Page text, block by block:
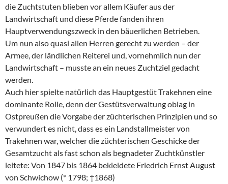
die Zuchtstuten blieben vor allem Käufer aus der
Landwirtschaft und diese Pferde fanden ihren
Hauptverwendungszweck in den bäuerlichen Betrieben.
Um nun also quasi allen Herren gerecht zu werden – der
Armee, der ländlichen Reiterei und, vornehmlich nun der
Landwirtschaft – musste an ein neues Zuchtziel gedacht
werden.
Auch hier spielte natürlich das Hauptgestüt Trakehnen eine
dominante Rolle, denn der Gestütsverwaltung oblag in
Ostpreußen die Vorgabe der züchterischen Prinzipien und so
verwundert es nicht, dass es ein Landstallmeister von
Trakehnen war, welcher die züchterischen Geschicke der
Gesamtzucht als fast schon als begnadeter Zuchtkünstler
leitete: Von 1847 bis 1864 bekleidete Friedrich Ernst August
von Schwichow (* 1798; †1868)